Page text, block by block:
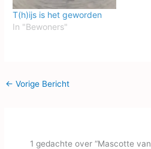
T(h)ijs is het geworden
In "Bewoners"
← Vorige Bericht
1 gedachte over “Mascotte